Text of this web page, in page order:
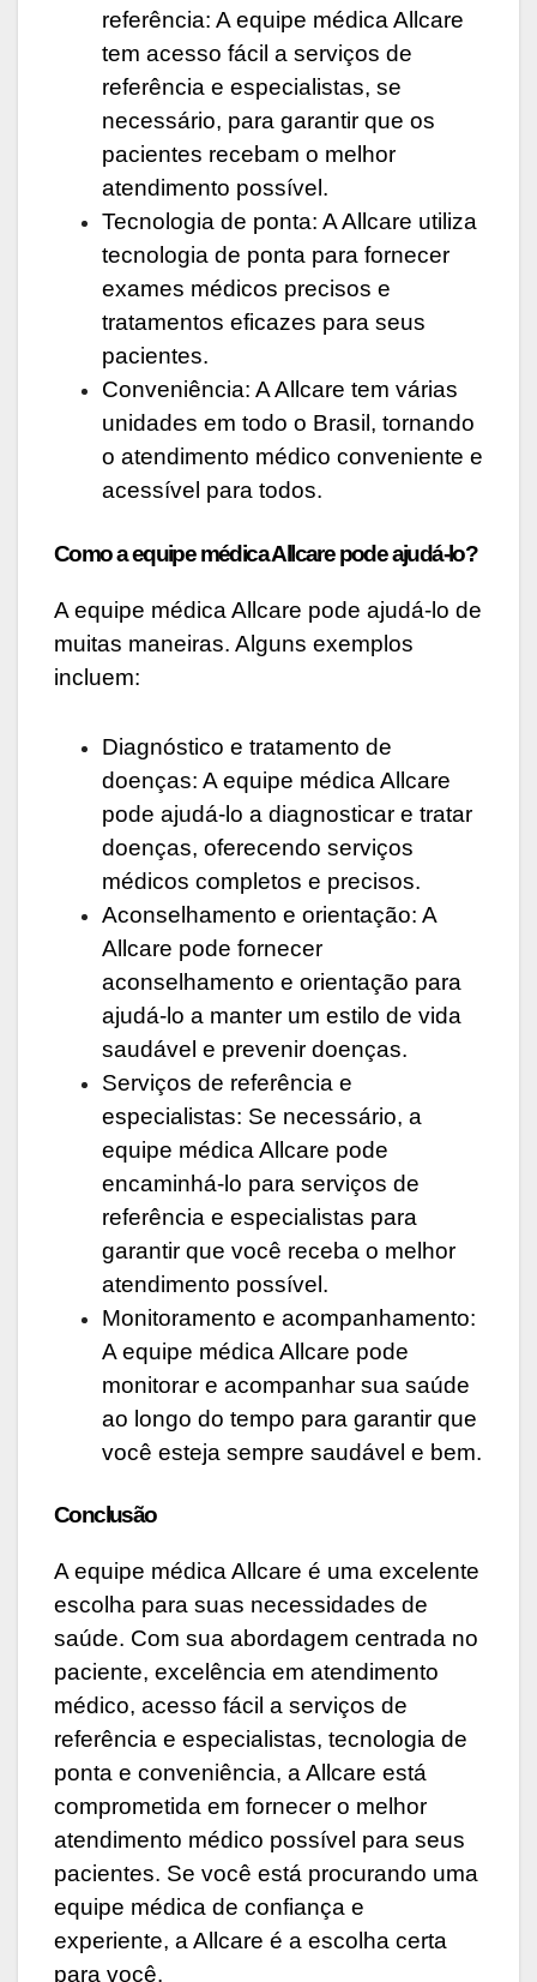
referência: A equipe médica Allcare
tem acesso fácil a serviços de
referência e especialistas, se
necessário, para garantir que os
pacientes recebam o melhor
atendimento possível.
Tecnologia de ponta: A Allcare utiliza
tecnologia de ponta para fornecer
exames médicos precisos e
tratamentos eficazes para seus
pacientes.
Conveniência: A Allcare tem várias
unidades em todo o Brasil, tornando
o atendimento médico conveniente e
acessível para todos.
Como a equipe médica Allcare pode ajudá-lo?
A equipe médica Allcare pode ajudá-lo de
muitas maneiras. Alguns exemplos
incluem:
Diagnóstico e tratamento de
doenças: A equipe médica Allcare
pode ajudá-lo a diagnosticar e tratar
doenças, oferecendo serviços
médicos completos e precisos.
Aconselhamento e orientação: A
Allcare pode fornecer
aconselhamento e orientação para
ajudá-lo a manter um estilo de vida
saudável e prevenir doenças.
Serviços de referência e
especialistas: Se necessário, a
equipe médica Allcare pode
encaminhá-lo para serviços de
referência e especialistas para
garantir que você receba o melhor
atendimento possível.
Monitoramento e acompanhamento:
A equipe médica Allcare pode
monitorar e acompanhar sua saúde
ao longo do tempo para garantir que
você esteja sempre saudável e bem.
Conclusão
A equipe médica Allcare é uma excelente
escolha para suas necessidades de
saúde. Com sua abordagem centrada no
paciente, excelência em atendimento
médico, acesso fácil a serviços de
referência e especialistas, tecnologia de
ponta e conveniência, a Allcare está
comprometida em fornecer o melhor
atendimento médico possível para seus
pacientes. Se você está procurando uma
equipe médica de confiança e
experiente, a Allcare é a escolha certa
para você.